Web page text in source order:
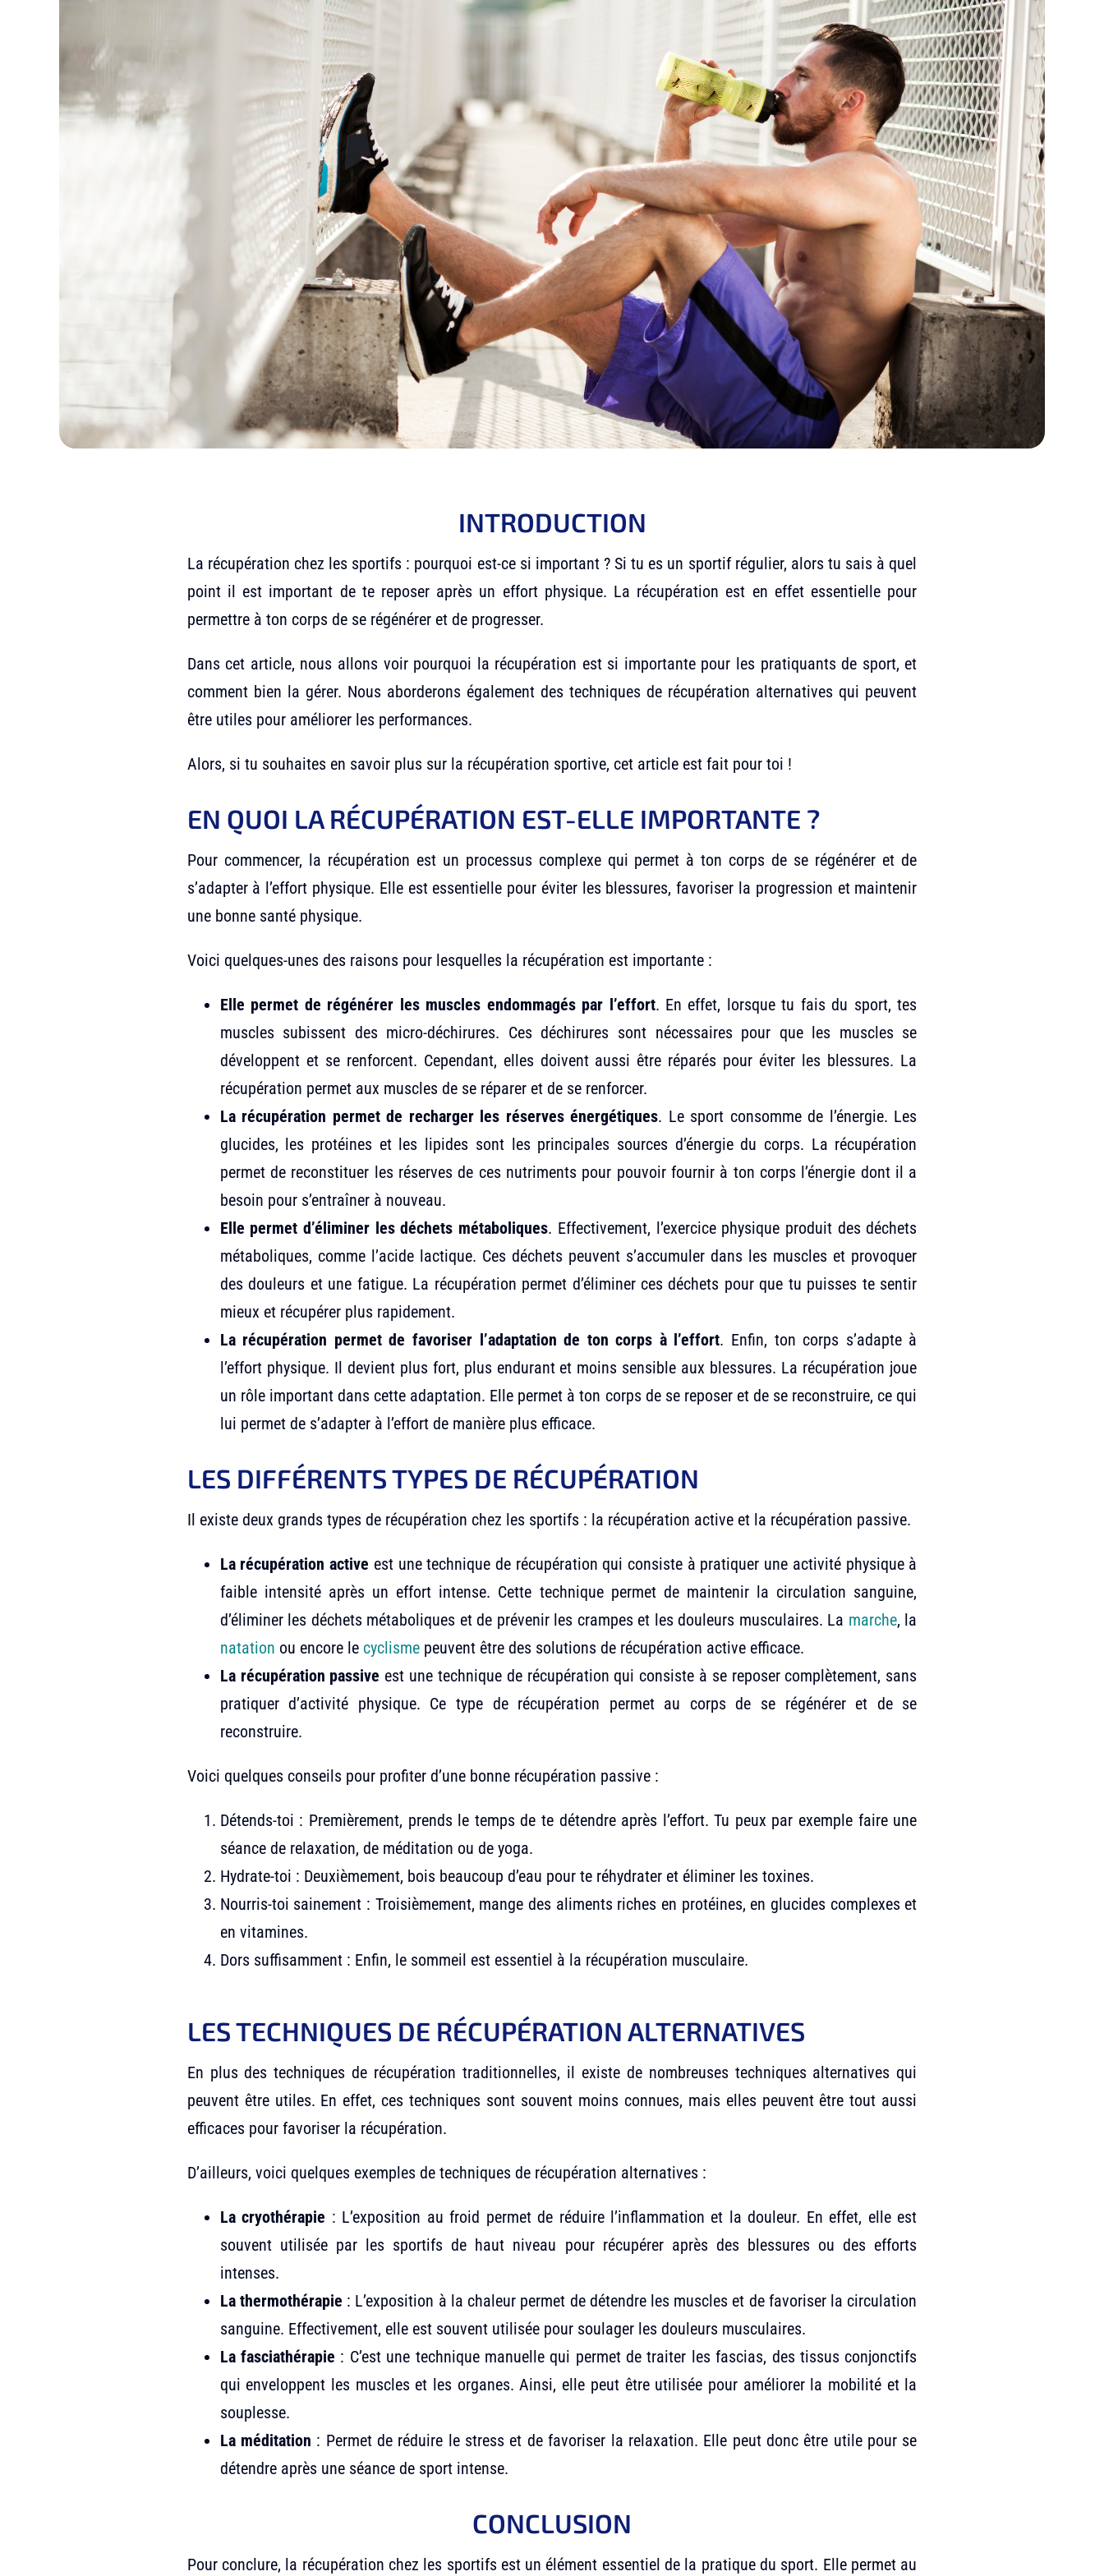
INTRODUCTION
La récupération chez les sportifs : pourquoi est-ce si important ? Si tu es un sportif régulier, alors tu sais à quel
point il est important de te reposer après un effort physique. La récupération est en effet essentielle pour
permettre à ton corps de se régénérer et de progresser.
Dans cet article, nous allons voir pourquoi la récupération est si importante pour les pratiquants de sport, et
comment bien la gérer. Nous aborderons également des techniques de récupération alternatives qui peuvent
être utiles pour améliorer les performances.
Alors, si tu souhaites en savoir plus sur la récupération sportive, cet article est fait pour toi !
EN QUOI LA RÉCUPÉRATION EST-ELLE IMPORTANTE ?
Pour commencer, la récupération est un processus complexe qui permet à ton corps de se régénérer et de
s’adapter à l’effort physique. Elle est essentielle pour éviter les blessures, favoriser la progression et maintenir
une bonne santé physique.
Voici quelques-unes des raisons pour lesquelles la récupération est importante :
Elle permet de régénérer les muscles endommagés par l’effort. En effet, lorsque tu fais du sport, tes
muscles subissent des micro-déchirures. Ces déchirures sont nécessaires pour que les muscles se
développent et se renforcent. Cependant, elles doivent aussi être réparés pour éviter les blessures. La
récupération permet aux muscles de se réparer et de se renforcer.
La récupération permet de recharger les réserves énergétiques. Le sport consomme de l’énergie. Les
glucides, les protéines et les lipides sont les principales sources d’énergie du corps. La récupération
permet de reconstituer les réserves de ces nutriments pour pouvoir fournir à ton corps l’énergie dont il a
besoin pour s’entraîner à nouveau.
Elle permet d’éliminer les déchets métaboliques. Effectivement, l’exercice physique produit des déchets
métaboliques, comme l’acide lactique. Ces déchets peuvent s’accumuler dans les muscles et provoquer
des douleurs et une fatigue. La récupération permet d’éliminer ces déchets pour que tu puisses te sentir
mieux et récupérer plus rapidement.
La récupération permet de favoriser l’adaptation de ton corps à l’effort. Enfin, ton corps s’adapte à
l’effort physique. Il devient plus fort, plus endurant et moins sensible aux blessures. La récupération joue
un rôle important dans cette adaptation. Elle permet à ton corps de se reposer et de se reconstruire, ce qui
lui permet de s’adapter à l’effort de manière plus efficace.
LES DIFFÉRENTS TYPES DE RÉCUPÉRATION
Il existe deux grands types de récupération chez les sportifs : la récupération active et la récupération passive.
La récupération active est une technique de récupération qui consiste à pratiquer une activité physique à
faible intensité après un effort intense. Cette technique permet de maintenir la circulation sanguine,
d’éliminer les déchets métaboliques et de prévenir les crampes et les douleurs musculaires. La marche, la
natation ou encore le cyclismepeuvent être des solutions de récupération active efficace.
La récupération passive est une technique de récupération qui consiste à se reposer complètement, sans
pratiquer d’activité physique. Ce type de récupération permet au corps de se régénérer et de se
reconstruire.
Voici quelques conseils pour profiter d’une bonne récupération passive :
Détends-toi : Premièrement, prends le temps de te détendre après l’effort. Tu peux par exemple faire une
séance de relaxation, de méditation ou de yoga.
Hydrate-toi : Deuxièmement, bois beaucoup d’eau pour te réhydrater et éliminer les toxines.
Nourris-toi sainement : Troisièmement, mange des aliments riches en protéines, en glucides complexes et
en vitamines.
Dors suffisamment : Enfin, le sommeil est essentiel à la récupération musculaire.
LES TECHNIQUES DE RÉCUPÉRATION ALTERNATIVES
En plus des techniques de récupération traditionnelles, il existe de nombreuses techniques alternatives qui
peuvent être utiles. En effet, ces techniques sont souvent moins connues, mais elles peuvent être tout aussi
efficaces pour favoriser la récupération.
D’ailleurs, voici quelques exemples de techniques de récupération alternatives :
La cryothérapie : L’exposition au froid permet de réduire l’inflammation et la douleur. En effet, elle est
souvent utilisée par les sportifs de haut niveau pour récupérer après des blessures ou des efforts
intenses.
La thermothérapie : L’exposition à la chaleur permet de détendre les muscles et de favoriser la circulation
sanguine. Effectivement, elle est souvent utilisée pour soulager les douleurs musculaires.
La fasciathérapie : C’est une technique manuelle qui permet de traiter les fascias, des tissus conjonctifs
qui enveloppent les muscles et les organes. Ainsi, elle peut être utilisée pour améliorer la mobilité et la
souplesse.
La méditation : Permet de réduire le stress et de favoriser la relaxation. Elle peut donc être utile pour se
détendre après une séance de sport intense.
CONCLUSION
Pour conclure, la récupération chez les sportifs est un élément essentiel de la pratique du sport. Elle permet au